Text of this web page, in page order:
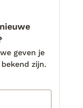
geven je
zijn.